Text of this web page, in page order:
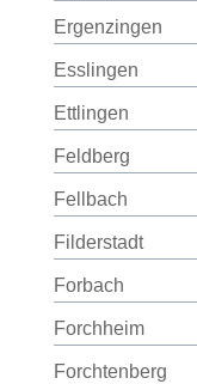
Ergenzingen
Esslingen
Ettlingen
Feldberg
Fellbach
Filderstadt
Forbach
Forchheim
Forchtenberg